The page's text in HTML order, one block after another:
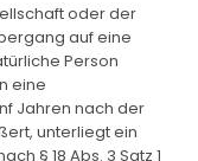
oder der
auf eine
Person
eine
Jahren nach der
unterliegt ein
§ 18 Abs. 3 Satz 1